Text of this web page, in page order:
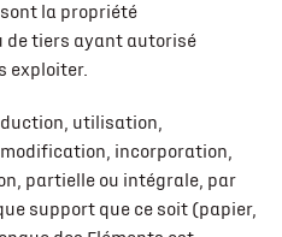
la propriété
de tiers ayant autorisé
exploiter.
utilisation,
incorporation,
partielle ou intégrale, par
support que ce soit (papier,